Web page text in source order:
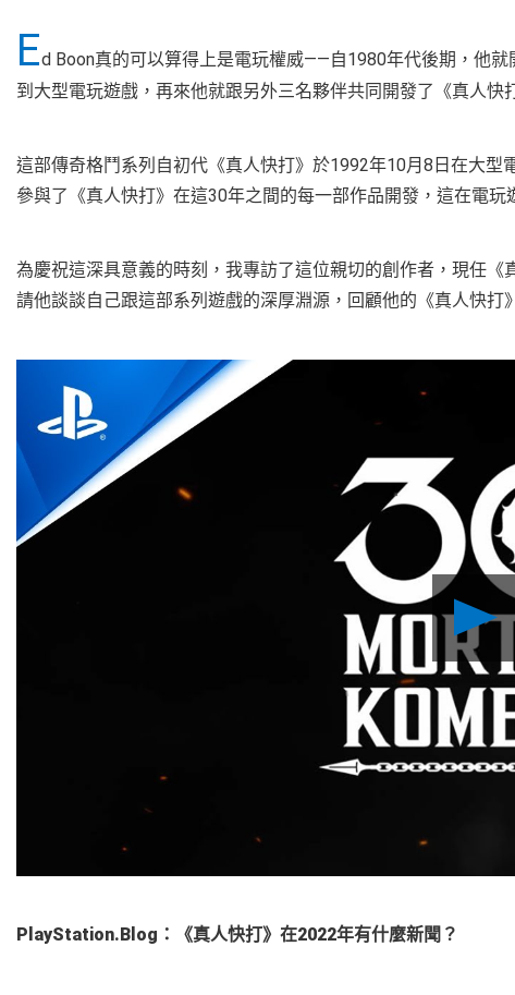
Ed Boon真的可以算得上是電玩權威——自1980年代後期，他
到大型電玩遊戲，再來他就跟另外三名夥伴共同開發了《真人快
這部傳奇格鬥系列自初代《真人快打》於1992年10月8日在大
參與了《真人快打》在這30年之間的每一部作品開發，這在電玩
為慶祝這深具意義的時刻，我專訪了這位親切的創作者，現任《
請他談談自己跟這部系列遊戲的深厚淵源，回顧他的《真人快打
PlayStation.Blog：《真人快打》在2022年有什麼新聞？